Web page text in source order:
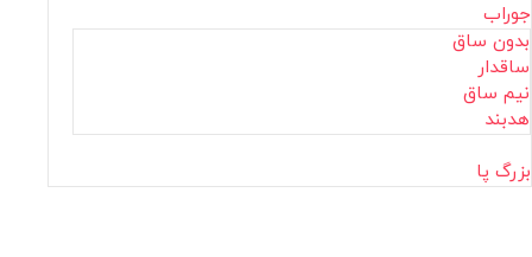
جوراب
بدون ساق
ساقدار
نیم ساق
هدبند
بزرگ پا